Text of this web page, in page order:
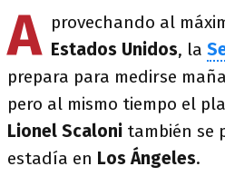
A provechando al
Estados Unidos, la
prepara para medirse
pero al mismo tiempo el
Lionel Scaloni también se
estadía en Los Ángeles.